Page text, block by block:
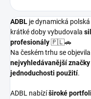
ADBL je dynamická
krátké doby vybudovala
profesionály🇵🇱🚗
Na českém trhu se
nejvyhledávanější
jednoduchosti použití.
ADBL nabízíširoké